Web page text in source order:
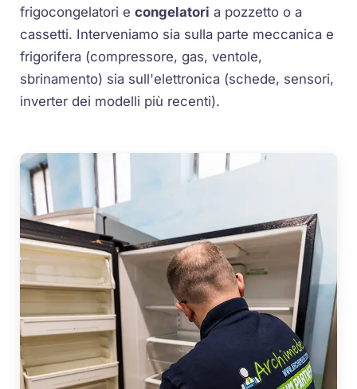
frigocongelatori econgelatori a pozzetto o a
cassetti. Interveniamo sia sulla parte meccanica e
frigorifera (compressore, gas, ventole,
sbrinamento) sia sull'elettronica (schede, sensori,
inverter dei modelli più recenti).